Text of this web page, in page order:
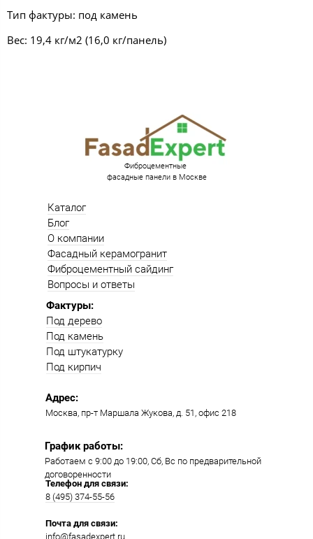
Тип фактуры: под камень
Вес: 19,4 кг/м2 (16,0 кг/панель)
Фактуры:
Под дерево
Под камень
Под штукатурку
Под кирпич
Работаем с 9:00 до 19:00​, Сб, Вс по предварительной
договоренности
Москва, пр-т Маршала Жукова, д. 51, офис 218​​
Каталог
Блог
О компании
Фасадный керамогранит
Фиброцементный сайдинг
Вопросы и ответы
Адрес:
График работы:
Телефон для связи:
8 (495) 374-55-56​
Почта для связи:
info@fasadexpert.ru
Фиброцементные
фасадные панели в Москве